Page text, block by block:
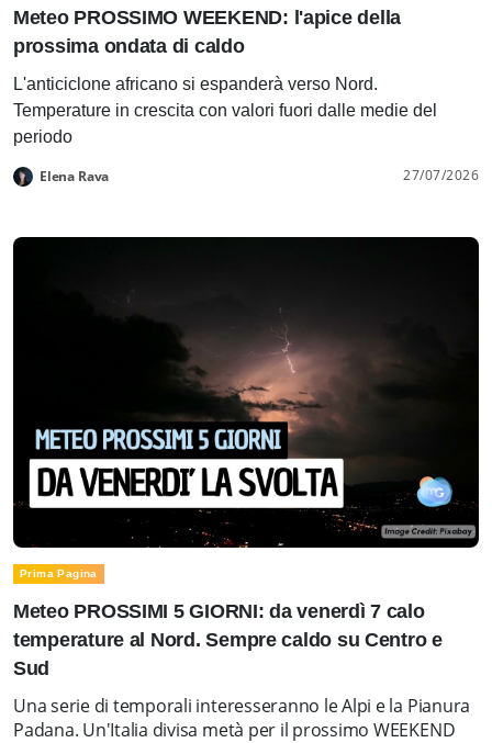
Meteo PROSSIMO WEEKEND: l'apice della
prossima ondata di caldo
L'anticiclone africano si espanderà verso Nord.
Temperature in crescita con valori fuori dalle medie del
periodo
Elena Rava 27/07/2026
Prima Pagina
Meteo PROSSIMI 5 GIORNI: da venerdì 7 calo
temperature al Nord. Sempre caldo su Centro e
Sud
Una serie di temporali interesseranno le Alpi e la Pianura
Padana. Un'Italia divisa metà per il prossimo WEEKEND